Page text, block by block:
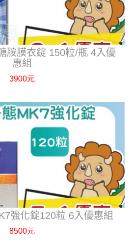
胺膜衣錠 150粒/瓶 4入優
惠組
3900元
強化錠120粒 6入優惠組
8500元